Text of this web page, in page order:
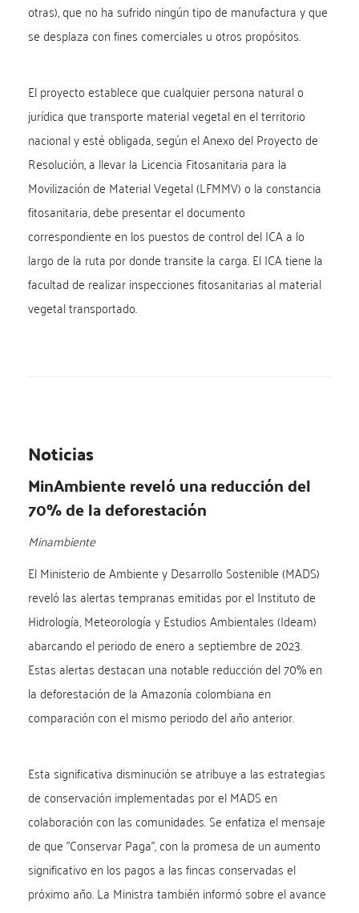
otras), que no ha sufrido ningún tipo de manufactura y que
se desplaza con fines comerciales u otros propósitos.
El proyecto establece que cualquier persona natural o
jurídica que transporte material vegetal en el territorio
nacional y esté obligada, según el Anexo del Proyecto de
Resolución, a llevar la Licencia Fitosanitaria para la
Movilización de Material Vegetal (LFMMV) o la constancia
fitosanitaria, debe presentar el documento
correspondiente en los puestos de control del ICA a lo
largo de la ruta por donde transite la carga. El ICA tiene la
facultad de realizar inspecciones fitosanitarias al material
vegetal transportado.
Noticias
MinAmbiente reveló una reducción del
70% de la deforestación
Minambiente
El Ministerio de Ambiente y Desarrollo Sostenible (MADS)
reveló las alertas tempranas emitidas por el Instituto de
Hidrología, Meteorología y Estudios Ambientales (Ideam)
abarcando el periodo de enero a septiembre de 2023.
Estas alertas destacan una notable reducción del 70% en
la deforestación de la Amazonía colombiana en
comparación con el mismo periodo del año anterior.
Esta significativa disminución se atribuye a las estrategias
de conservación implementadas por el MADS en
colaboración con las comunidades. Se enfatiza el mensaje
de que "Conservar Paga", con la promesa de un aumento
significativo en los pagos a las fincas conservadas el
próximo año. La Ministra también informó sobre el avance